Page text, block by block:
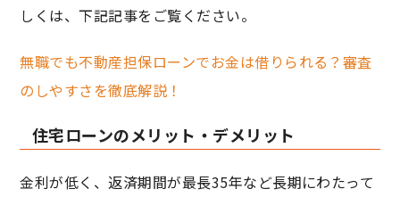
しくは、下記記事をご覧ください。
無職でも不動産担保ローンでお金は借りられる？審査
のしやすさを徹底解説！
住宅ローンのメリット・デメリット
金利が低く、返済期間が最長35年など長期にわたって